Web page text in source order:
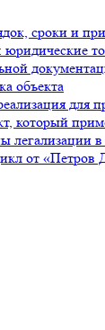
сроки и
объекта
для
который
легализации
от «Петров